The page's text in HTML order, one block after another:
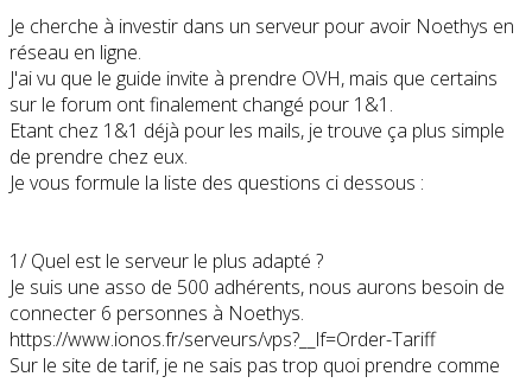
Je cherche à investir dans un serveur pour avoir Noethys en
réseau en ligne.
J'ai vu que le guide invite à prendre OVH, mais que certains
sur le forum ont finalement changé pour 1&1.
Etant chez 1&1 déjà pour les mails, je trouve ça plus simple
de prendre chez eux.
Je vous formule la liste des questions ci dessous :
1/ Quel est le serveur le plus adapté ?
Je suis une asso de 500 adhérents, nous aurons besoin de
connecter 6 personnes à Noethys.
https://www.ionos.fr/serveurs/vps?__lf=Order-Tariff
Sur le site de tarif, je ne sais pas trop quoi prendre comme